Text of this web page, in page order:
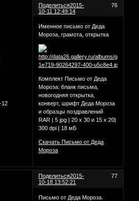
Поделиться 76
2015-
10-11 12:49:14
12
Именное письмо от Деда
Мороза, грамота, открытка
Комплект Письмо от Деда
Мороза: бланк письма,
новогодняя открытка,
конверт, шрифт Деда Мороза
и образцы поздравлений
RAR | 5 jpg | 20 х 30 и 15 х 20|
300 dpi | 18 мБ
Скачать Письмо от Деда
Мороза
Поделиться 77
2015-
10-18 13:52:21
Письмо от Деда Мороза.